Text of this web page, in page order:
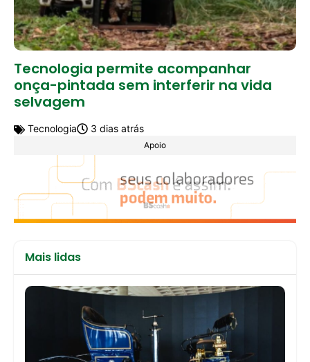
Tecnologia permite acompanhar
onça-pintada sem interferir na vida
selvagem
Tecnologia 3 dias atrás
Apoio
Mais lidas